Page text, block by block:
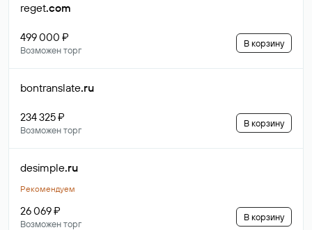
reget.com
499 000 ₽
Возможен торг
В корзину
bontranslate.ru
234 325 ₽
Возможен торг
В корзину
desimple.ru
Рекомендуем
26 069 ₽
Возможен торг
В корзину